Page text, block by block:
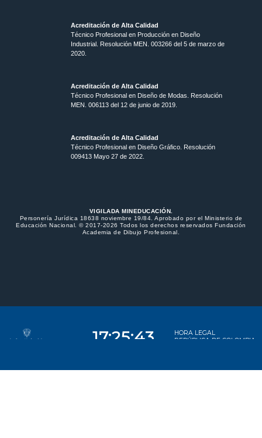
Acreditación de Alta Calidad
Técnico Profesional en Producción en Diseño
Industrial. Resolución MEN. 003266 del 5 de marzo de
2020.
Acreditación de Alta Calidad
Técnico Profesional en Diseño de Modas. Resolución
MEN. 006113 del 12 de junio de 2019.
Acreditación de Alta Calidad
Técnico Profesional en Diseño Gráfico. Resolución
009413 Mayo 27 de 2022.
VIGILADA MINEDUCACIÓN.
Personería Jurídica 18638 noviembre 19/84. Aprobado por el Ministerio de
Educación Nacional. © 2017-2026 Todos los derechos reservados Fundación
Academia de Dibujo Profesional.